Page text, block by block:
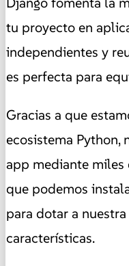
tu proyecto en
independientes y
es perfecta para
Gracias a que
ecosistema Python,
app mediante miles
que podemos
para dotar a
características.